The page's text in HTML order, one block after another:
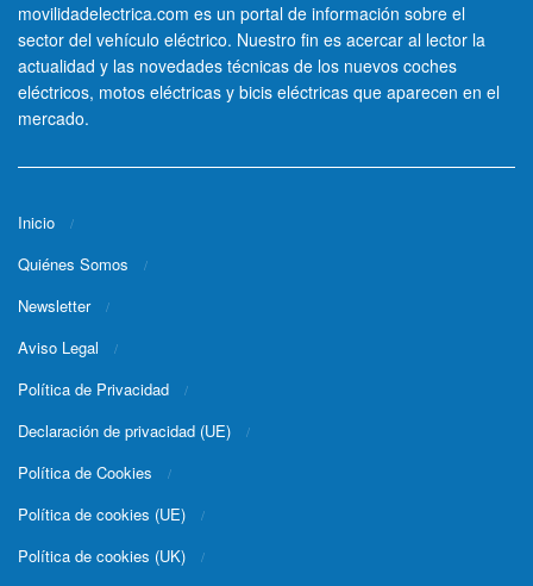
movilidadelectrica.com es un portal de información sobre el
sector del vehículo eléctrico. Nuestro fin es acercar al lector la
actualidad y las novedades técnicas de los nuevos coches
eléctricos, motos eléctricas y bicis eléctricas que aparecen en el
mercado.
Inicio
Quiénes Somos
Newsletter
Aviso Legal
Política de Privacidad
Declaración de privacidad (UE)
Política de Cookies
Política de cookies (UE)
Política de cookies (UK)